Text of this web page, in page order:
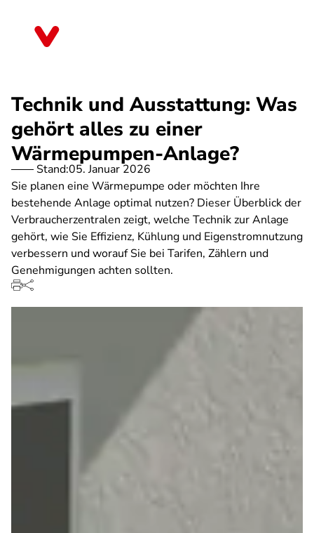
Technik und Ausstattung: Was
gehört alles zu einer
Wärmepumpen-Anlage?
Stand:05. Januar 2026
Sie planen eine Wärmepumpe oder möchten Ihre
bestehende Anlage optimal nutzen? Dieser Überblick der
Verbraucherzentralen zeigt, welche Technik zur Anlage
gehört, wie Sie Effizienz, Kühlung und Eigenstromnutzung
verbessern und worauf Sie bei Tarifen, Zählern und
Genehmigungen achten sollten.